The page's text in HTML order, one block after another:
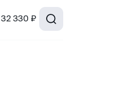
32 330 ₽